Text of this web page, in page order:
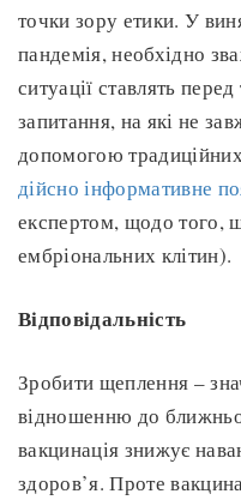
точки зору етики. У
пандемія, необхідно
ситуації ставлять
запитання, на які не
допомогою
дійсно інформативне
експертом, щодо того,
ембріональних клітин).
Відповідальність
Зробити щеплення –
відношенню до
вакцинація знижує
здоров’я. Проте